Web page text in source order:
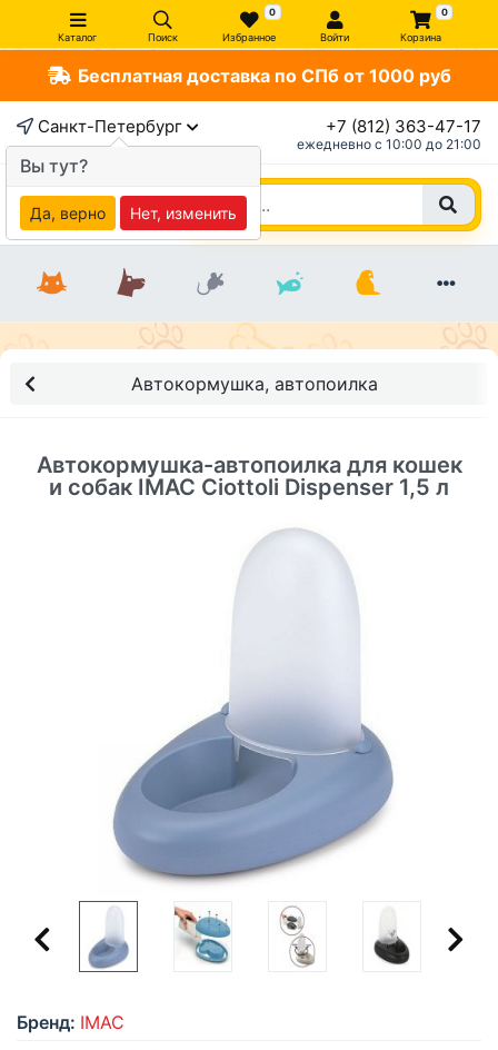
Каталог Поиск
0
Избранное Войти
0
Корзина
Бесплатная доставка по СПб от 1000 руб
Санкт-Петербург +7 (812) 363-47-17
ежедневно c 10:00 до 21:00
Автокормушка, автопоилка
Автокормушка-автопоилка для кошек
и собак IMAC Ciottoli Dispenser 1,5 л
Бренд: IMAC
Вы тут?
Да, верно Нет, изменить